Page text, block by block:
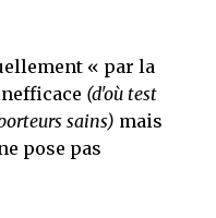
« par la
(d'où test
sains) mais
pose pas